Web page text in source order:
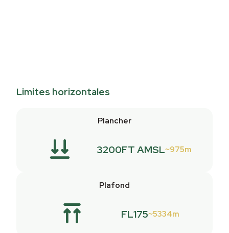
Limites horizontales
Plancher
3200FT AMSL 975m
Plafond
FL175 5334m